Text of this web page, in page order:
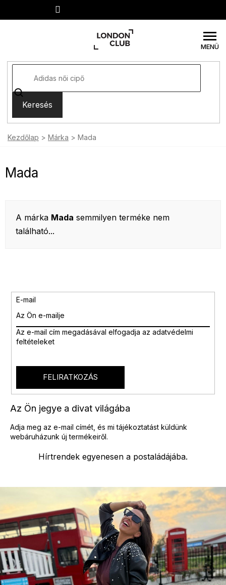
Keresés
Kezdőlap Márka Mada
Mada
A márka Mada semmilyen terméke nem
található...
Hírtrendek egyenesen a postaládájába.
Az Ön jegye a divat világába
Adja meg az e-mail címét, és mi tájékoztatást küldünk
webáruházunk új termékeiről.
E-mail
Az e-mail cím megadásával elfogadja az adatvédelmi
feltételeket
FELIRATKOZÁS